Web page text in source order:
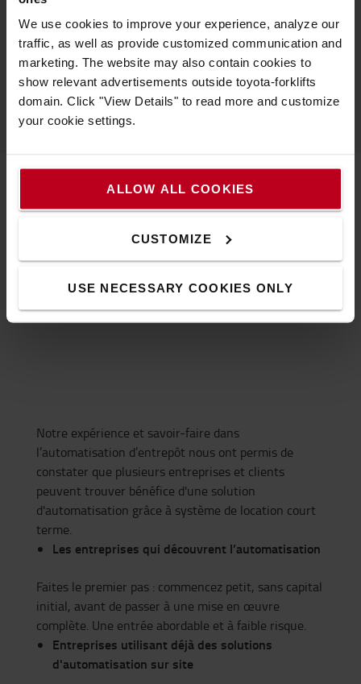
We use cookies to improve your experience, analyze our
traffic, as well as provide customized communication and
marketing. The website may also contain cookies to
show relevant advertisements outside toyota-forklifts
domain. Click "View Details" to read more and customize
your cookie settings.
ALLOW ALL COOKIES
CUSTOMIZE
USE NECESSARY COOKIES ONLY
JE VEUX EN SAVOIR PLUS SUR CETTE
SOLUTION
J'AI D'AUTRES BESOINS D'AUTOMATISATION
Solution d'automatisation à court terme :
pour quels types d'entreprise ?
Notre expérience et savoir-faire dans
l’automatisation d’entrepôt nous ont permis de
constater que plusieurs entreprises et clients
peuvent trouver bénéfice d'une solution
d'automatisation grâce à système de location court
terme.
Les entreprises qui découvrent l’automatisation
Faites le premier pas : commencez petit, sans capital
initial, avant de passer à une mise en œuvre
complète. Une entrée abordable et à faible risque.
Entreprises utilisant déjà des solutions
d'automatisation sur site